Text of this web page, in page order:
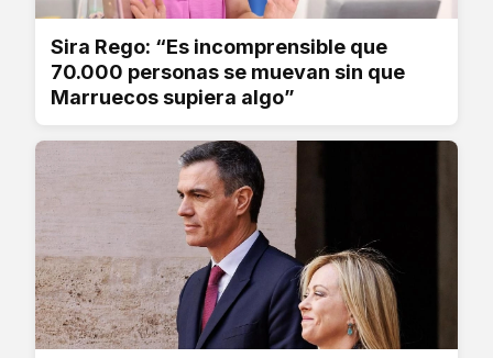
Sira Rego: “Es incomprensible que
70.000 personas se muevan sin que
Marruecos supiera algo”